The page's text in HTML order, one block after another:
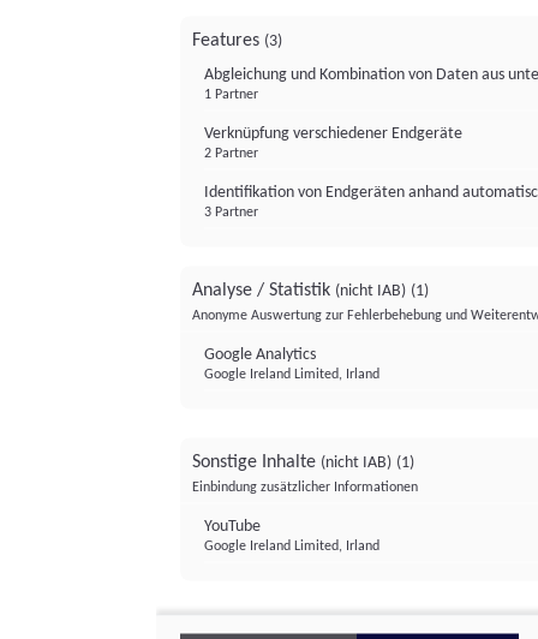
Features (3)
Abgleichung und Kombination von Daten aus
1 Partner
Verknüpfung verschiedener Endgeräte
2 Partner
Identifikation von Endgeräten anhand
3 Partner
Analyse / Statistik (nicht IAB) (1)
Anonyme Auswertung zur Fehlerbehebung und
Google Analytics
Google Ireland Limited, Irland
Sonstige Inhalte (nicht IAB) (1)
Einbindung zusätzlicher Informationen
YouTube
Google Ireland Limited, Irland